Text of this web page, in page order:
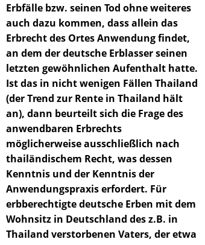
Erbfälle bzw. seinen Tod ohne weiteres
auch dazu kommen, dass allein das
Erbrecht des Ortes Anwendung findet,
an dem der deutsche Erblasser seinen
letzten gewöhnlichen Aufenthalt hatte.
Ist das in nicht wenigen Fällen Thailand
(der Trend zur Rente in Thailand hält
an), dann beurteilt sich die Frage des
anwendbaren Erbrechts
möglicherweise ausschließlich nach
thailändischem Recht, was dessen
Kenntnis und der Kenntnis der
Anwendungspraxis erfordert. Für
erbberechtigte deutsche Erben mit dem
Wohnsitz in Deutschland des z.B. in
Thailand verstorbenen Vaters, der etwa